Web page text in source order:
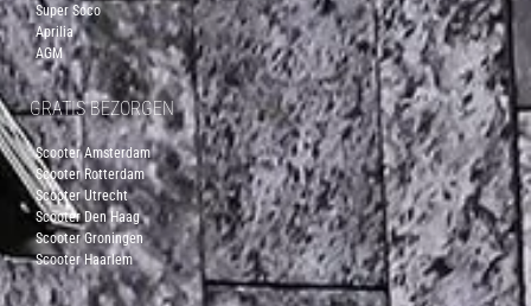
Super Soco
Aprilia
AGM
GRATIS BEZORGEN
Scooter Amsterdam
Scooter Rotterdam
Scooter Utrecht
Scooter Den Haag
Scooter Groningen
Scooter Haarlem